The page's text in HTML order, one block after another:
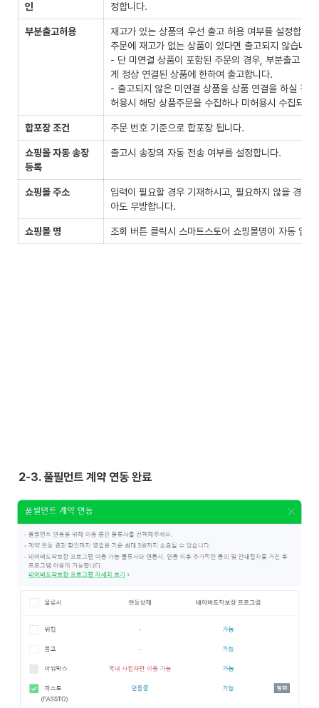
인
정합니다.
부분출고허용
재고가 있는 상품의 우선 출고 허용 여부를 설정합니
주문에 재고가 없는 상품이 있다면 출고되지 않습니다.
- 단 미연결 상품이 포함된 주문의 경우, 부분출고 여
게 정상 연결된 상품에 한하여 출고합니다.
- 출고되지 않은 미연결 상품을 상품 연결을 하실 경
허용시 해당 상품주문을 수집하나 미허용시 수집되지
합포장 조건 주문 번호 기준으로 합포장 됩니다.
쇼핑몰 자동 송장
등록
출고시 송장의 자동 전송 여부를 설정합니다.
쇼핑몰 주소
입력이 필요할 경우 기재하시고, 필요하지 않을 경우
아도 무방합니다.
쇼핑몰 명 조회 버튼 클릭시 스마트스토어 쇼핑몰명이 자동 입력
2-3. 풀필먼트 계약 연동 완료